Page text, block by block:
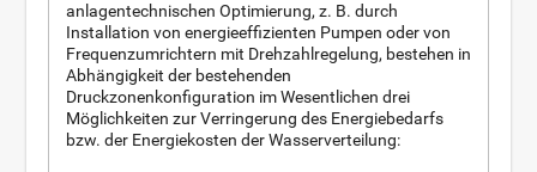
anlagentechnischen Optimierung, z. B. durch
Installation von energieeffizienten Pumpen oder von
Frequenzumrichtern mit Drehzahlregelung, bestehen in
Abhängigkeit der bestehenden
Druckzonenkonfiguration im Wesentlichen drei
Möglichkeiten zur Verringerung des Energiebedarfs
bzw. der Energiekosten der Wasserverteilung: